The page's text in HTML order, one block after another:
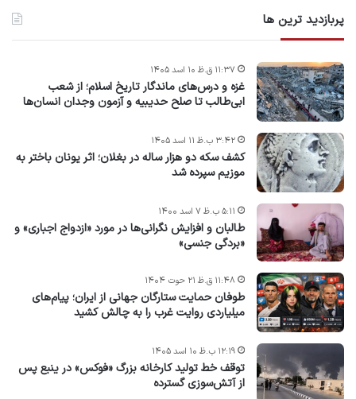
پربازدید ترین ها
غزه و درس‌های ماندگار تاریخ اسلام؛ از شعب
ابی‌طالب تا صلح حدیبیه و آزمون وجدان انسان‌ها
۱۱:۳۷ ق.ظ ۱۰ اسد ۱۴۰۵
کشف سکه دو هزار ساله در بغلان؛ اثر یونان باختر به
موزیم سپرده شد
۳:۴۲ ب.ظ ۱۱ اسد ۱۴۰۵
طالبان و افزایش نگرانی‌ها در مورد «ازدواج اجباری» و
«بردگی جنسی»
۵:۱۱ ب.ظ ۷ اسد ۱۴۰۰
طوفان حمایت ستارگان جهانی از ایران؛ پیام‌های
میلیاردی روایت غرب را به چالش کشید
۱۱:۴۸ ق.ظ ۲۱ حوت ۱۴۰۴
توقف خط تولید کارخانه بزرگ «فوکس» در ینبع پس
از آتش‌سوزی گسترده
۱۲:۱۹ ب.ظ ۱۰ اسد ۱۴۰۵